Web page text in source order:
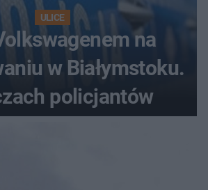
ULICE
na
w Białymstoku.
policjantów